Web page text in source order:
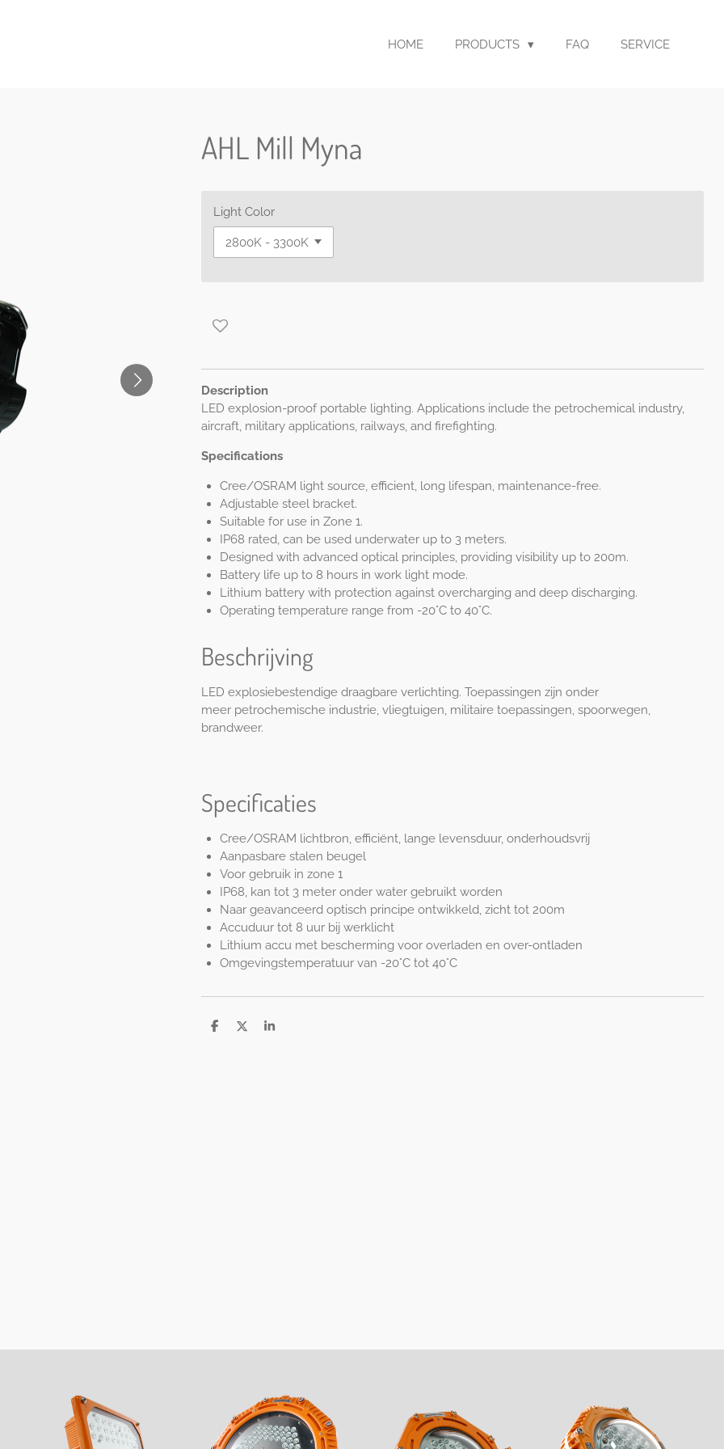
HOME PRODUCTS FAQ SERVICE
AHL Mill Myna
Light Color
Description
LED explosion-proof portable lighting. Applications include the petrochemical industry,
aircraft, military applications, railways, and firefighting.
Specifications
Cree/OSRAM light source, efficient, long lifespan, maintenance-free.
Adjustable steel bracket.
Suitable for use in Zone 1.
IP68 rated, can be used underwater up to 3 meters.
Designed with advanced optical principles, providing visibility up to 200m.
Battery life up to 8 hours in work light mode.
Lithium battery with protection against overcharging and deep discharging.
Operating temperature range from -20°C to 40°C.
Beschrijving
LED explosiebestendige draagbare verlichting. Toepassingen zijn onder
meer petrochemische industrie, vliegtuigen, militaire toepassingen, spoorwegen,
brandweer.
Specificaties
Cree/OSRAM lichtbron, efficiënt, lange levensduur, onderhoudsvrij
Aanpasbare stalen beugel
Voor gebruik in zone 1
IP68, kan tot 3 meter onder water gebruikt worden
Naar geavanceerd optisch principe ontwikkeld, zicht tot 200m
Accuduur tot 8 uur bij werklicht
Lithium accu met bescherming voor overladen en over-ontladen
Omgevingstemperatuur van -20°C tot 40°C
S
S
S